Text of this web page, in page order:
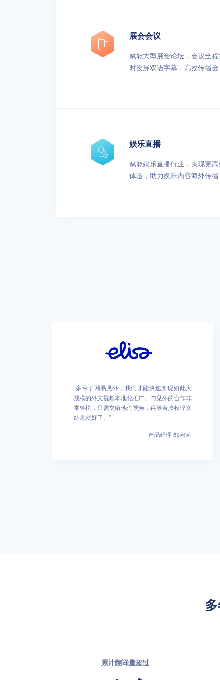
展会会议
赋能大型展会论坛，会议全
时投屏双语字幕，高效传播
娱乐直播
赋能娱乐直播行业，实现更
体验，助力娱乐内容海外传播
“多亏了网易见外，我们才能快速实现如此大
规模的外文视频本地化推广。与见外的合作非
常轻松，只需交给他们视频，再等着接收译文
结果就好了。”
-- 产品经理 邹宛茜
累计翻译量超过